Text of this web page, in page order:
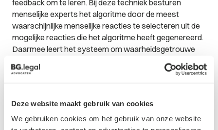
Deze website maakt gebruik van cookies
We gebruiken cookies om het gebruik van onze website
feedback om te leren. Bij deze techniek besturen
menselijke experts het algoritme door de meest
waarschijnlijke menselijke reacties te selecteren uit de
mogelijke reacties die het algoritme heeft gegenereerd.
Daarmee leert het systeem om waarheidsgetrouwe
reacties op vragen te geven. Op die manier kan een
gebruiker een vraag stellen, waarna ChatGPT deze
analyseert en daarop een passende reactie geeft.
van de vraag daarop antwoord geeft, voelt het chatten
met de chatbot aan als een vorm van menselijke